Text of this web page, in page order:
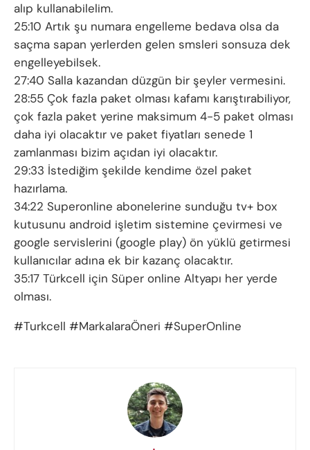
alıp kullanabilelim.
25:10 Artık şu numara engelleme bedava olsa da
saçma sapan yerlerden gelen smsleri sonsuza dek
engelleyebilsek.
27:40 Salla kazandan düzgün bir şeyler vermesini.
28:55 Çok fazla paket olması kafamı karıştırabiliyor,
çok fazla paket yerine maksimum 4-5 paket olması
daha iyi olacaktır ve paket fiyatları senede 1
zamlanması bizim açıdan iyi olacaktır.
29:33 İstediğim şekilde kendime özel paket
hazırlama.
34:22 Superonline abonelerine sunduğu tv+ box
kutusunu android işletim sistemine çevirmesi ve
google servislerini (google play) ön yüklü getirmesi
kullanıcılar adına ek bir kazanç olacaktır.
35:17 Türkcell için Süper online Altyapı her yerde
olması.
#Turkcell #MarkalaraÖneri #SuperOnline